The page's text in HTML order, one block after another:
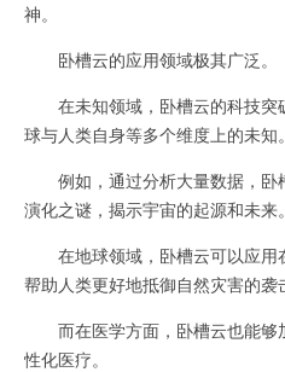
神。
卧槽云的应用领域极其广泛。
在未知领域，卧槽云的科技突
球与人类自身等多个维度上的未知。
例如，通过分析大量数据，卧
演化之谜，揭示宇宙的起源和未来。
在地球领域，卧槽云可以应用
帮助人类更好地抵御自然灾害的袭
而在医学方面，卧槽云也能够
性化医疗。